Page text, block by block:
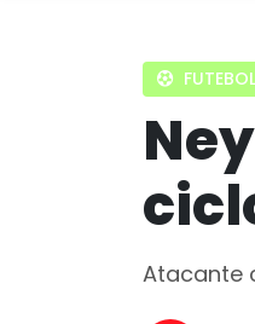
FUTEBOL
Atacante